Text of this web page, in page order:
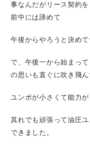
事なんだがリース契約
前中には諦めて
午後からやろうと決めて
で、午後一から始まっ
の思いも直ぐに吹き飛ん
ユンボが小さくて能力
其れでも頑張って油圧
できました。